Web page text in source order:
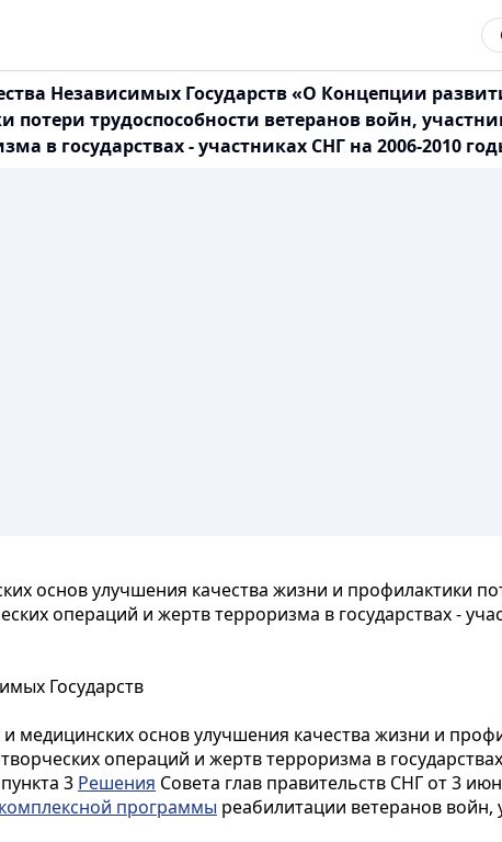
Независимых Государств «О Концепции
трудоспособности ветеранов войн,
в государствах - участниках СНГ на 2006-2010
основ улучшения качества жизни и профилактики
операций и жертв терроризма в государствах -
Государств
медицинских основ улучшения качества жизни и
операций и жертв терроризма в
3 Решения Совета глав правительств СНГ от 3
программы реабилитации ветеранов